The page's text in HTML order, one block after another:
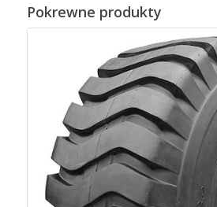
Pokrewne produkty